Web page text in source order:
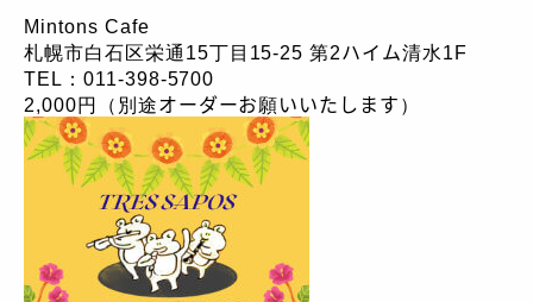
Mintons Cafe
札幌市白石区栄通15丁目15-25 第2ハイム清水1F
TEL：011-398-5700
2,000円（別途オーダーお願いいたします）